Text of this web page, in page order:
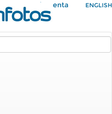
Mi Cuenta ENGLISH